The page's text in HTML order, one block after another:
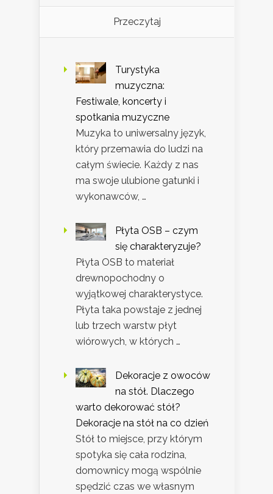
Przeczytaj
Turystyka
muzyczna:
Festiwale, koncerty i
spotkania muzyczne
Muzyka to uniwersalny język,
który przemawia do ludzi na
całym świecie. Każdy z nas
ma swoje ulubione gatunki i
wykonawców, …
Płyta OSB – czym
się charakteryzuje?
Płyta OSB to materiał
drewnopochodny o
wyjątkowej charakterystyce.
Płyta taka powstaje z jednej
lub trzech warstw płyt
wiórowych, w których …
Dekoracje z owoców
na stół. Dlaczego
warto dekorować stół?
Dekoracje na stół na co dzień
Stół to miejsce, przy którym
spotyka się cała rodzina,
domownicy mogą wspólnie
spędzić czas we własnym